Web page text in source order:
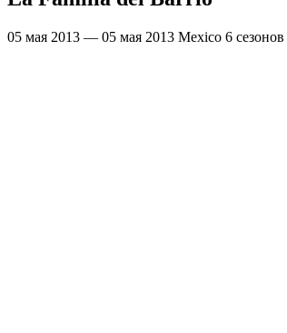
05 мая 2013 — 05 мая 2013 Mexico 6 сезонов